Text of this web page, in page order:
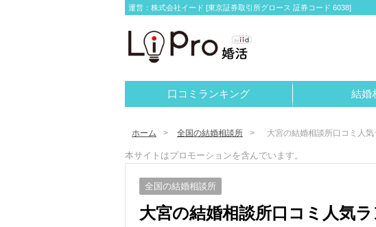
運営：株式会社イード [東京証券取引所グロース 証券コード 6038]
口コミランキング 結婚
ホーム 全国の結婚相談所 大宮の結婚相談所口コミ人気
本サイトはプロモーションを含んでいます。
全国の結婚相談所
大宮の結婚相談所口コミ人気ラ